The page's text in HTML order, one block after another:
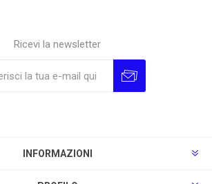
Ricevi la newsletter
INFORMAZIONI